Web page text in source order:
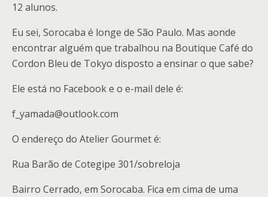
12 alunos.
Eu sei, Sorocaba é longe de São Paulo. Mas aonde
encontrar alguém que trabalhou na Boutique Café do
Cordon Bleu de Tokyo disposto a ensinar o que sabe?
Ele está no Facebook e o e-mail dele é:
f_yamada@outlook.com
O endereço do Atelier Gourmet é:
Rua Barão de Cotegipe 301/sobreloja
Bairro Cerrado, em Sorocaba. Fica em cima de uma